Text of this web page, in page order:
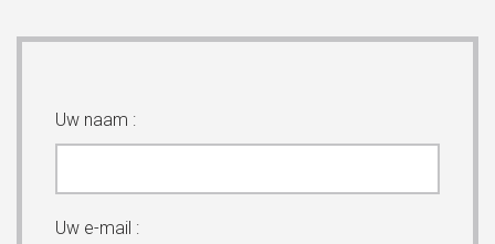
Uw naam :
Uw e-mail :